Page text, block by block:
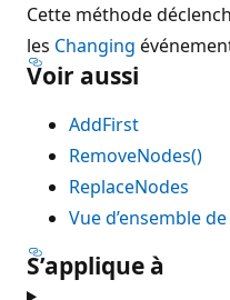
Cette méthode
les Changing
Voir aussi
AddFirst
RemoveNodes()
ReplaceNodes
Vue d’ensemble
S’applique à